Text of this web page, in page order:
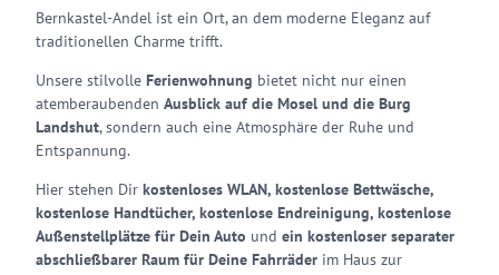
Bernkastel-Andel ist ein Ort, an dem moderne Eleganz auf
traditionellen Charme trifft.
Unsere stilvolle Ferienwohnung bietet nicht nur einen
atemberaubenden Ausblick auf die Mosel und die Burg
Landshut, sondern auch eine Atmosphäre der Ruhe und
Entspannung.
Hier stehen Dir kostenloses WLAN, kostenlose Bettwäsche,
kostenlose Handtücher, kostenlose Endreinigung, kostenlose
Außenstellplätze für Dein Auto und ein kostenloser separater
abschließbarer Raum für Deine Fahrräder im Haus zur